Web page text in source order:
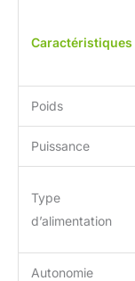
Caractéristiques
Poids
Puissance
Type
d’alimentation
Autonomie